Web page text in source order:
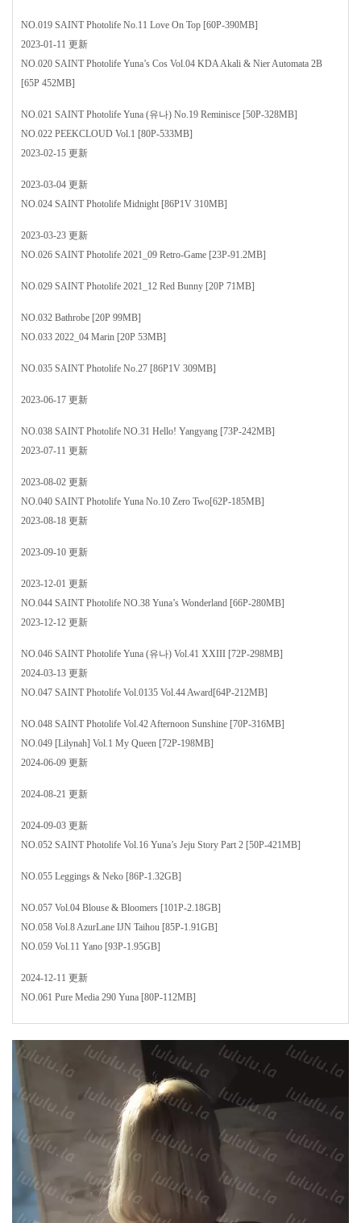
NO.019 SAINT Photolife No.11 Love On Top [60P-390MB]
2023-01-11 更新
NO.020 SAINT Photolife Yuna’s Cos Vol.04 KDA Akali & Nier Automata 2B
[65P 452MB]
NO.021 SAINT Photolife Yuna (유나) No.19 Reminisce [50P-328MB]
NO.022 PEEKCLOUD Vol.1 [80P-533MB]
2023-02-15 更新
2023-03-04 更新
NO.024 SAINT Photolife Midnight [86P1V 310MB]
2023-03-23 更新
NO.026 SAINT Photolife 2021_09 Retro-Game [23P-91.2MB]
NO.029 SAINT Photolife 2021_12 Red Bunny [20P 71MB]
NO.032 Bathrobe [20P 99MB]
NO.033 2022_04 Marin [20P 53MB]
NO.035 SAINT Photolife No.27 [86P1V 309MB]
2023-06-17 更新
NO.038 SAINT Photolife NO.31 Hello! Yangyang [73P-242MB]
2023-07-11 更新
2023-08-02 更新
NO.040 SAINT Photolife Yuna No.10 Zero Two[62P-185MB]
2023-08-18 更新
2023-09-10 更新
2023-12-01 更新
NO.044 SAINT Photolife NO.38 Yuna’s Wonderland [66P-280MB]
2023-12-12 更新
NO.046 SAINT Photolife Yuna (유나) Vol.41 XXIII [72P-298MB]
2024-03-13 更新
NO.047 SAINT Photolife Vol.0135 Vol.44 Award[64P-212MB]
NO.048 SAINT Photolife Vol.42 Afternoon Sunshine [70P-316MB]
NO.049 [Lilynah] Vol.1 My Queen [72P-198MB]
2024-06-09 更新
2024-08-21 更新
2024-09-03 更新
NO.052 SAINT Photolife Vol.16 Yuna’s Jeju Story Part 2 [50P-421MB]
NO.055 Leggings & Neko [86P-1.32GB]
NO.057 Vol.04 Blouse & Bloomers [101P-2.18GB]
NO.058 Vol.8 AzurLane IJN Taihou [85P-1.91GB]
NO.059 Vol.11 Yano [93P-1.95GB]
2024-12-11 更新
NO.061 Pure Media 290 Yuna [80P-112MB]